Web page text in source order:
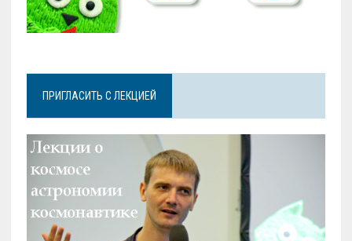
ПРИГЛАСИТЬ С ЛЕКЦИЕЙ